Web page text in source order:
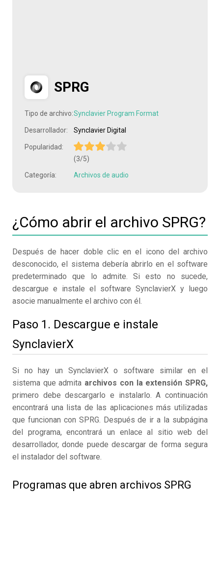
SPRG
Tipo de archivo:Synclavier Program Format
Desarrollador: Synclavier Digital
Popularidad:
(3/5)
Categoría: Archivos de audio
¿Cómo abrir el archivo SPRG?
Después de hacer doble clic en el icono del archivo
desconocido, el sistema debería abrirlo en el software
predeterminado que lo admite. Si esto no sucede,
descargue e instale el software SynclavierX y luego
asocie manualmente el archivo con él.
Paso 1. Descargue e instale
SynclavierX
Si no hay un SynclavierX o software similar en el
sistema que admita archivos con la extensión SPRG,
primero debe descargarlo e instalarlo. A continuación
encontrará una lista de las aplicaciones más utilizadas
que funcionan con SPRG. Después de ir a la subpágina
del programa, encontrará un enlace al sitio web del
desarrollador, donde puede descargar de forma segura
el instalador del software.
Programas que abren archivos SPRG